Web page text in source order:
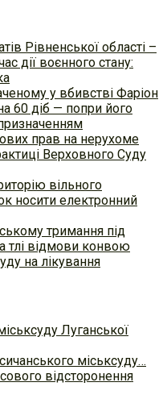
Рівненської області –
дії воєнного стану:
у вбивстві Фаріон
60 діб — попри його
прав на нерухоме
Верховного Суду
вільного
носити електронний
тримання під
тлі відмови конвою
на лікування
Луганської
міськсуду…
відсторонення